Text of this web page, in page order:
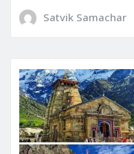
Satvik Samachar